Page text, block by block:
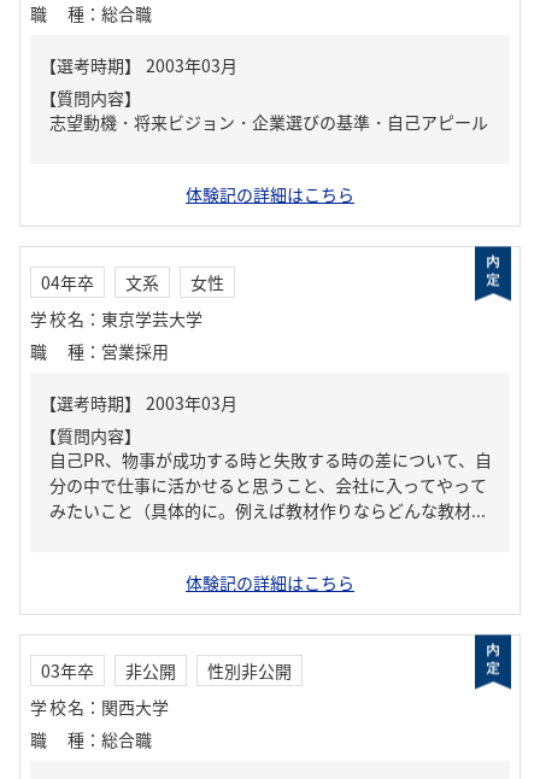
職種 ： 総合職
【質問内容】
志望動機・将来ビジョン・企業選びの基準・自己アピール
体験記の詳細はこちら
04年卒 文系
女性
学校名 ： 東京学芸大学
職種 ： 営業採用
【質問内容】
自己PR、物事が成功する時と失敗する時の差について、自
分の中で仕事に活かせると思うこと、会社に入ってやって
みたいこと（具体的に。例えば教材作りならどんな教材...
体験記の詳細はこちら
03年卒 非公開
性別非公開
学校名 ： 関西大学
職種 ： 総合職